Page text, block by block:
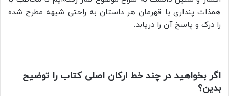
همذات پنداری با قهرمان هر داستان به راحتی شبهه مطرح شده
را درک و پاسخ آن را دریابد.
اگر بخواهید در چند خط ارکان اصلی کتاب را توضیح
بدین؟